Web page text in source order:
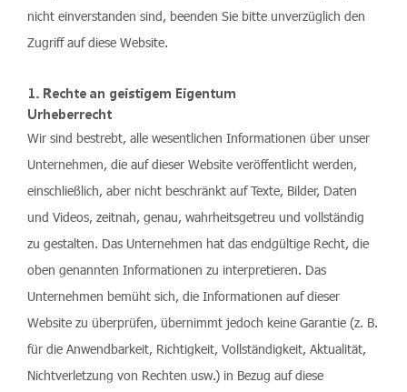
nicht einverstanden sind, beenden Sie bitte unverzüglich den
Zugriff auf diese Website.
1. Rechte an geistigem Eigentum
Urheberrecht
Wir sind bestrebt, alle wesentlichen Informationen über unser
Unternehmen, die auf dieser Website veröffentlicht werden,
einschließlich, aber nicht beschränkt auf Texte, Bilder, Daten
und Videos, zeitnah, genau, wahrheitsgetreu und vollständig
zu gestalten. Das Unternehmen hat das endgültige Recht, die
oben genannten Informationen zu interpretieren. Das
Unternehmen bemüht sich, die Informationen auf dieser
Website zu überprüfen, übernimmt jedoch keine Garantie (z. B.
für die Anwendbarkeit, Richtigkeit, Vollständigkeit, Aktualität,
Nichtverletzung von Rechten usw.) in Bezug auf diese